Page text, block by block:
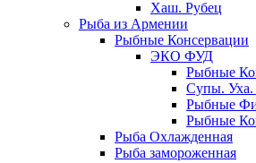
Хаш. Рубец
Рыба из Армении
Рыбные Консервации
ЭКО ФУД
Рыбные
Супы.
Рыбные
Рыбные
Рыба Охлажденная
Рыба замороженная